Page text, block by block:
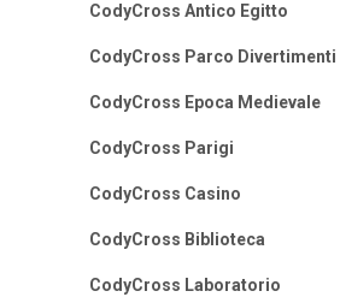
CodyCross Antico Egitto
CodyCross Parco Divertimenti
CodyCross Epoca Medievale
CodyCross Parigi
CodyCross Casino
CodyCross Biblioteca
CodyCross Laboratorio